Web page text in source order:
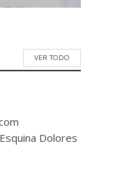
VER TODO
Dolores